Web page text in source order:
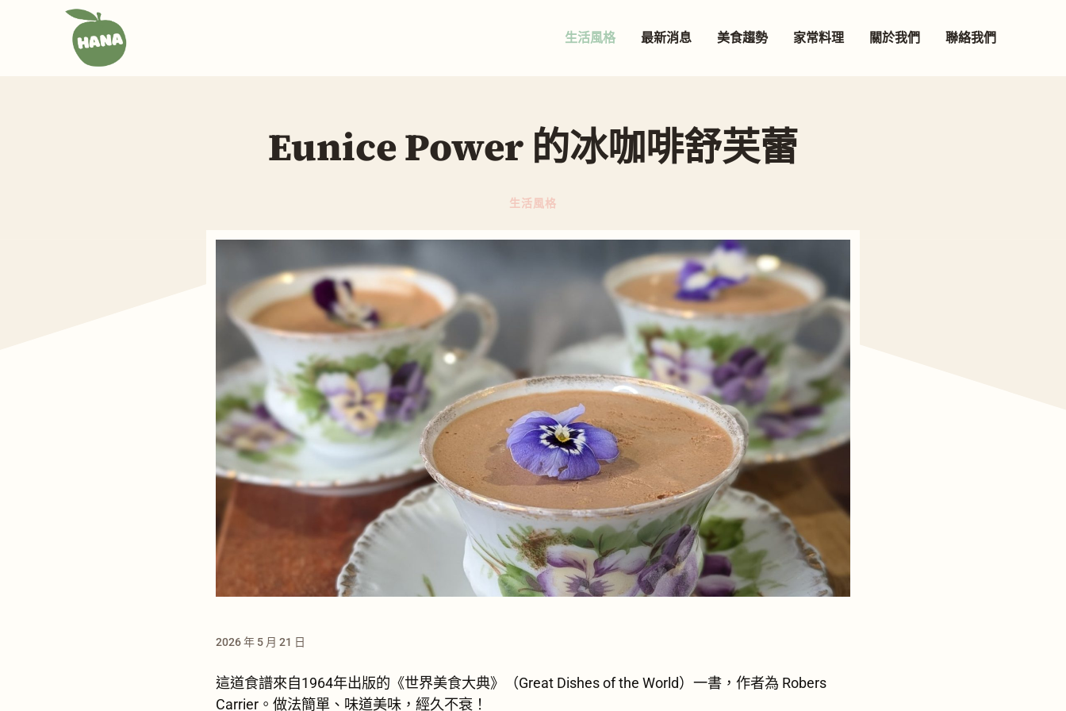
生活風格 最新消息 美食趨勢 家常料理 關於我們 聯絡我們
Eunice Power 的冰咖啡舒芙蕾
生活風格
2026 年 5 月 21 日
這道食譜來自1964年出版的《世界美食大典》（Great Dishes of the World）一書，作者為 Robers
Carrier。做法簡單、味道美味，經久不衰！